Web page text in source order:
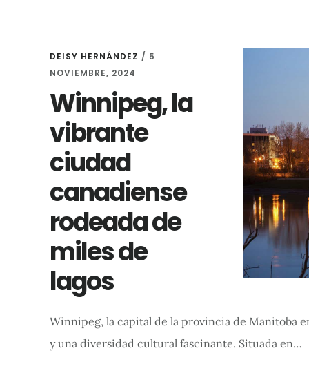
DEISY HERNÁNDEZ / 5
NOVIEMBRE, 2024
Winnipeg, la
vibrante
ciudad
canadiense
rodeada de
miles de
lagos
Winnipeg, la capital de la provincia de Manitoba
y una diversidad cultural fascinante. Situada en…